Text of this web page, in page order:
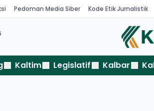
Pedoman Media Siber Kode Etik Jurnalistik
Kaltim Legislatif Kalbar